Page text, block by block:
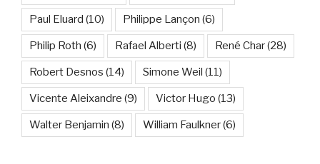
Paul Eluard (10) Philippe Lançon (6)
Philip Roth (6) Rafael Alberti (8) René Char(28)
Robert Desnos (14) Simone Weil (11)
Vicente Aleixandre (9) Victor Hugo (13)
Walter Benjamin (8) William Faulkner(6)